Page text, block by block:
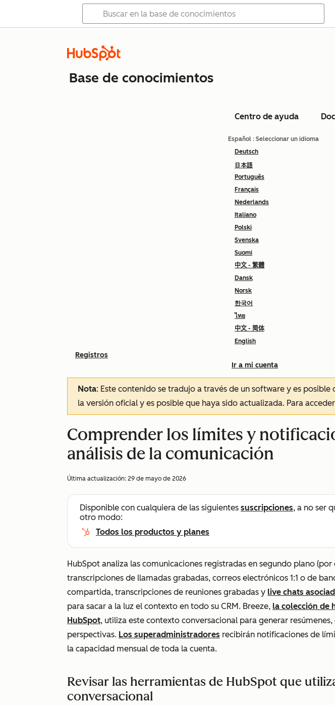
Base de conocimientos
Centro de ayuda
Español : Seleccionar un idioma
Deutsch
日本語
Português
Français
Nederlands
Italiano
Polski
Svenska
Suomi
中文 - 繁體
Dansk
Norsk
한국어
ไทย
中文 - 简体
English
Ir a mi cuenta
Registros
Nota: Este contenido se tradujo a través de un software y es posible
la versión oficial y es posible que haya sido actualizada. Para
Comprender los límites y
análisis de la comunicación
Última actualización: 29 de mayo de 2026
Disponible con cualquiera de las siguientes suscripciones, a no ser
otro modo:
Todos los productos y planes
HubSpot analiza las comunicaciones registradas en segundo plano
transcripciones de llamadas grabadas, correos electrónicos 1:1 o de
compartida, transcripciones de reuniones grabadas y live chats
para sacar a la luz el contexto en todo su CRM. Breeze, la colección de
HubSpot, utiliza este contexto conversacional para generar
perspectivas. Los superadministradores recibirán notificaciones de
la capacidad mensual de toda la cuenta.
Revisar las herramientas de HubSpot que
conversacional